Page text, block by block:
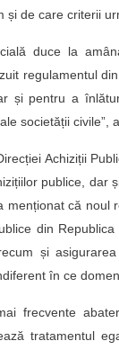
și de care criterii
duce la
regulamentul
și pentru a
societății civile”,
Achiziții
publice, dar
menționat că
din
și
în ce
frecvente
tratamentul